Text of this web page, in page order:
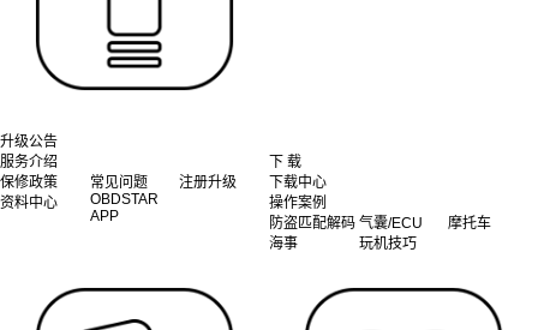
升级公告
服务介绍
保修政策
常见问题
注册升级
资料中心
OBDSTAR
APP
下 载
下载中心
操作案例
防盗匹配解码 气囊/ECU
摩托车
海事
玩机技巧